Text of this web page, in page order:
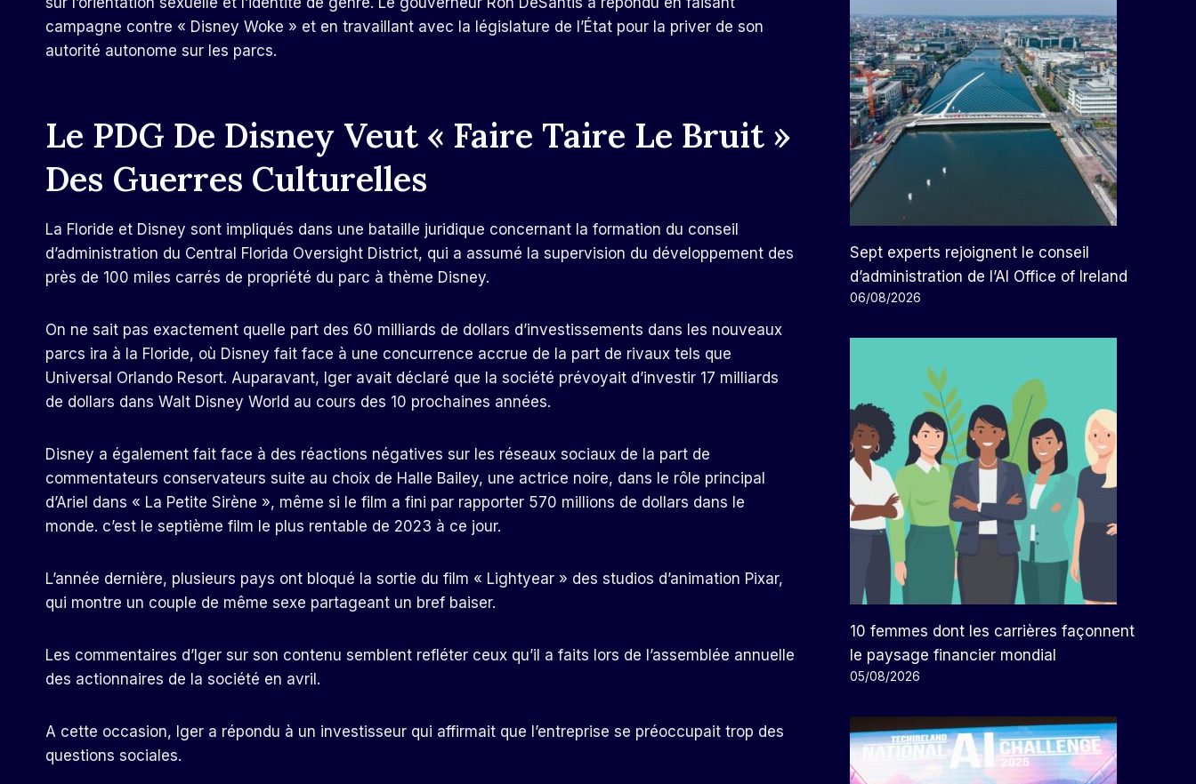
campagne contre « Disney Woke » et en travaillant avec la législature de l’État pour la priver de son
autorité autonome sur les parcs.
Le PDG De Disney Veut « Faire Taire Le Bruit »
Des Guerres Culturelles
La Floride et Disney sont impliqués dans une bataille juridique concernant la formation du conseil
d’administration du Central Florida Oversight District, qui a assumé la supervision du développement des
près de 100 miles carrés de propriété du parc à thème Disney.
On ne sait pas exactement quelle part des 60 milliards de dollars d’investissements dans les nouveaux
parcs ira à la Floride, où Disney fait face à une concurrence accrue de la part de rivaux tels que
Universal Orlando Resort. Auparavant, Iger avait déclaré que la société prévoyait d’investir 17 milliards
de dollars dans Walt Disney World au cours des 10 prochaines années.
Disney a également fait face à des réactions négatives sur les réseaux sociaux de la part de
commentateurs conservateurs suite au choix de Halle Bailey, une actrice noire, dans le rôle principal
d’Ariel dans « La Petite Sirène », même si le film a fini par rapporter 570 millions de dollars dans le
monde. c’est le septième film le plus rentable de 2023 à ce jour.
L’année dernière, plusieurs pays ont bloqué la sortie du film « Lightyear » des studios d’animation Pixar,
qui montre un couple de même sexe partageant un bref baiser.
Les commentaires d’Iger sur son contenu semblent refléter ceux qu’il a faits lors de l’assemblée annuelle
des actionnaires de la société en avril.
A cette occasion, Iger a répondu à un investisseur qui affirmait que l’entreprise se préoccupait trop des
questions sociales.
Sept experts rejoignent le conseil
d’administration de l’AI Office of Ireland
06/08/2026
10 femmes dont les carrières façonnent
le paysage financier mondial
05/08/2026